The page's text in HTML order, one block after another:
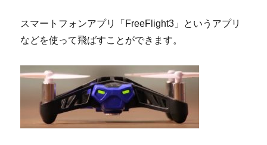
スマートフォンアプリ「FreeFlight3」というアプリ
などを使って飛ばすことができます。